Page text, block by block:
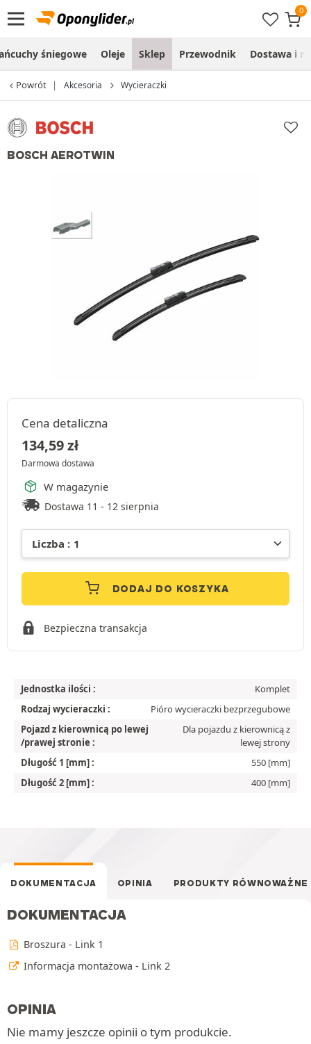
śniegowe Oleje Sklep Przewodnik Dostawa i
Powrót Akcesoria Wycieraczki
BOSCH AEROTWIN
Cena detaliczna
134,59zł
Darmowa dostawa
W magazynie
Dostawa 11 - 12 sierpnia
DODAJ DO KOSZYKA
Bezpieczna transakcja
Jednostka ilości :
Komplet
Rodzaj wycieraczki :
Pióro wycieraczki bezprzegubowe
Pojazd z kierownicą po lewej
/prawej stronie :
Dla pojazdu z kierownicą z
lewej strony
Długość 1 [mm] :
550 [mm]
Długość 2 [mm] :
400 [mm]
DOKUMENTACJA OPINIA PRODUKTY RÓWNOWAŻNE
DOKUMENTACJA
Broszura - Link 1
Informacja montażowa - Link 2
OPINIA
Nie mamy jeszcze opinii o tym produkcie.